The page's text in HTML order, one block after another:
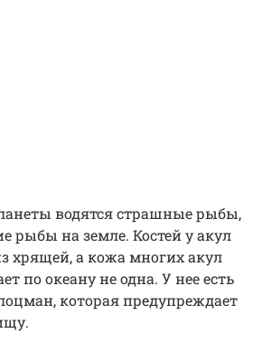
водятся страшные рыбы,
рыбы на земле. Костей у акул
хрящей, а кожа многих акул
по океану не одна. У нее есть
которая предупреждает